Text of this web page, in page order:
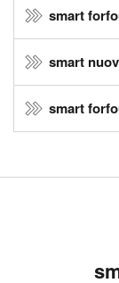
smart
smart
smart